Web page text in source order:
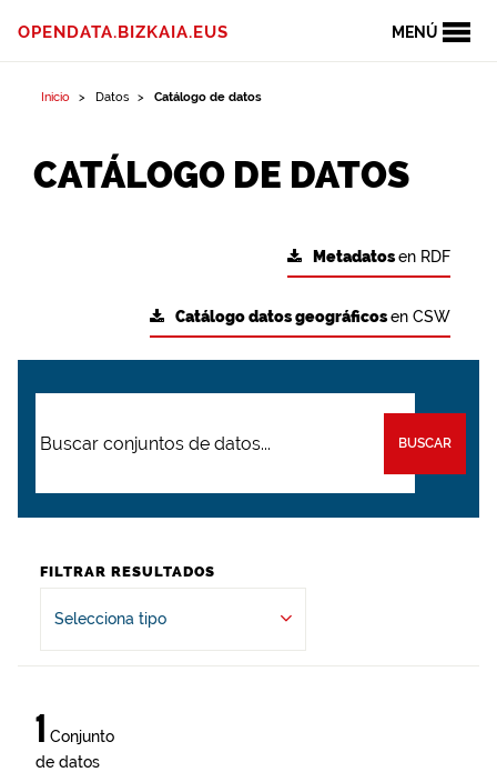
MENÚ
OPENDATA.BIZKAIA.EUS
Inicio Datos Catálogo de datos
CATÁLOGO DE DATOS
Metadatosen RDF
Catálogo datos geográficosen CSW
BUSCAR
FILTRAR RESULTADOS
Selecciona tipo
1 Conjunto
de datos